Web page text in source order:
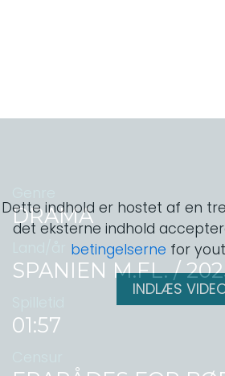
Dette indhold er hostet af en
det eksterne indhold
betingelserne for
INDLÆS
DRAMA
SPANIEN M.FL. /
01:57